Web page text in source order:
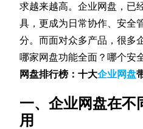
求越来越高。企业网盘，已
具，更成为日常协作、安全
分。而面对众多产品，很多
哪家网盘功能全面？哪个安
网盘排行榜：十大企业网盘
一、企业网盘在不
用